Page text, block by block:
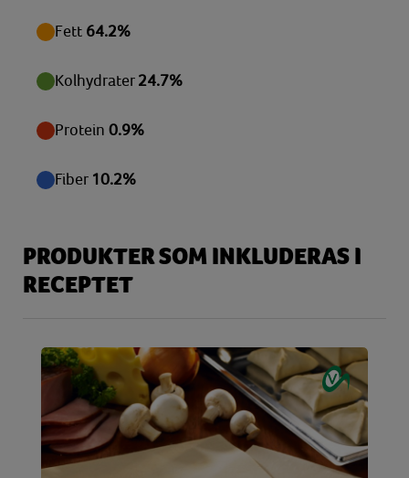
Zink
Fett 64.2%
Kolhydrater 24.7%
Protein 0.9%
Fiber 10.2%
PRODUKTER SOM INKLUDERAS I
RECEPTET